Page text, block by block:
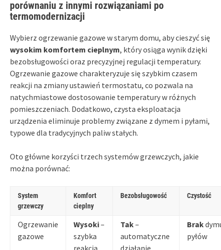
porównaniu z innymi rozwiązaniami po
termomodernizacji
Wybierz ogrzewanie gazowe w starym domu, aby cieszyć się
wysokim komfortem cieplnym, który osiąga wynik dzięki
bezobsługowości oraz precyzyjnej regulacji temperatury.
Ogrzewanie gazowe charakteryzuje się szybkim czasem
reakcji na zmiany ustawień termostatu, co pozwala na
natychmiastowe dostosowanie temperatury w różnych
pomieszczeniach. Dodatkowo, czysta eksploatacja
urządzenia eliminuje problemy związane z dymem i pyłami,
typowe dla tradycyjnych paliw stałych.
Oto główne korzyści trzech systemów grzewczych, jakie
można porównać:
System
grzewczy
Komfort
cieplny
Bezobsługowość Czystość
Ogrzewanie
gazowe
Wysoki–
szybka
reakcja
Tak–
automatyczne
działanie
Brak
pyłów